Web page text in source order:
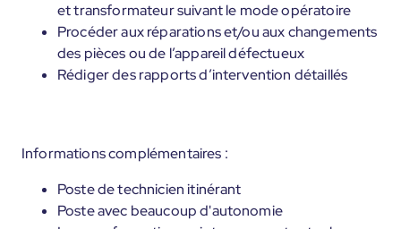
et transformateur suivant le mode opératoire
Procéder aux réparations et/ou aux changements
des pièces ou de l’appareil défectueux
Rédiger des rapports d’intervention détaillés
Informations complémentaires :
Poste de technicien itinérant
Poste avec beaucoup d'autonomie